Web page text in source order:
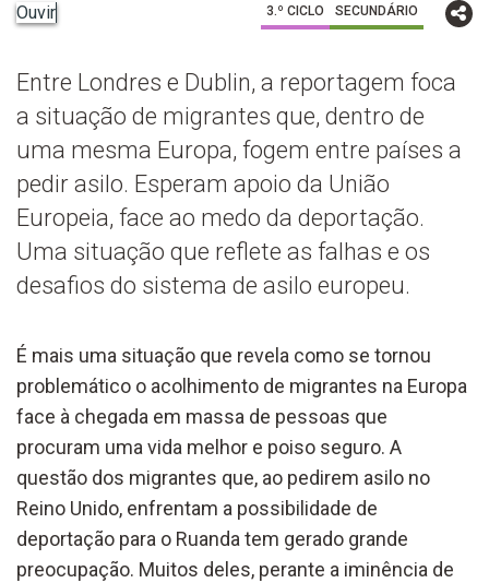
Ouvir 3.º CICLO SECUNDÁRIO
Entre Londres e Dublin, a reportagem foca
a situação de migrantes que, dentro de
uma mesma Europa, fogem entre países a
pedir asilo. Esperam apoio da União
Europeia, face ao medo da deportação.
Uma situação que reflete as falhas e os
desafios do sistema de asilo europeu.
É mais uma situação que revela como se tornou
problemático o acolhimento de migrantes na Europa
face à chegada em massa de pessoas que
procuram uma vida melhor e poiso seguro. A
questão dos migrantes que, ao pedirem asilo no
Reino Unido, enfrentam a possibilidade de
deportação para o Ruanda tem gerado grande
preocupação. Muitos deles, perante a iminência de